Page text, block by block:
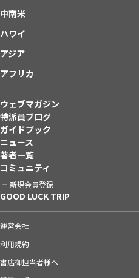
中南米
ハワイ
アジア
アフリカ
ウェブマガジン
特派員ブログ
ガイドブック
ニュース
著者一覧
コミュニティ
新規会員登録
GOOD LUCK TRIP
運営会社
利用規約
書店御担当者様へ